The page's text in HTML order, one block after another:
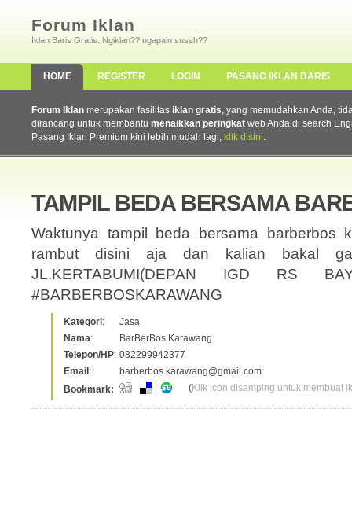
Forum Iklan
Iklan Baris Gratis. Ngiklan?? ngapain susah??
HOME REGISTER LOGIN PASANG IKLAN BARIS
Forum Iklan merupakan fasilitas iklan gratis, yang memudahkan Anda,
dirancang untuk membantu menaikkan peringkat web Anda di search
Pasang Iklan Premium kini lebih mudah lagi, klik disini.
TAMPIL BEDA BERSAMA
Waktunya tampil beda bersama barberbos
rambut disini aja dan kalian bakal
JL.KERTABUMI(DEPAN IGD RS
#BARBERBOSKARAWANG
Kategori:
Jasa
Nama:
BarBerBos Karawang
Telepon/HP: 082299942377
Email :
barberbos.karawang@gmail.com
Bookmark:
(Klik icon disamping untuk membuat